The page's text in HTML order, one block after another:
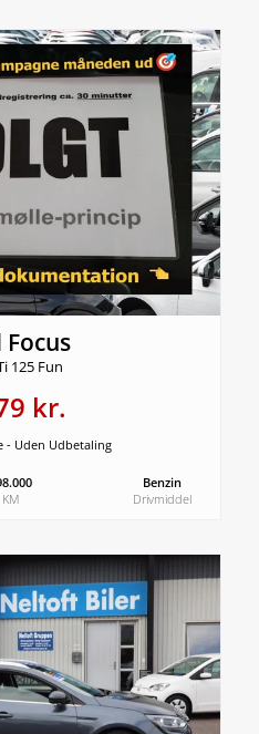
Focus
125 Fun
kr.
- Uden Udbetaling
KM
Benzin
Drivmiddel